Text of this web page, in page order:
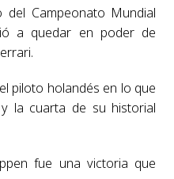
Campeonato Mundial
a quedar en poder de
piloto holandés en lo que
la cuarta de su historial
fue una victoria que